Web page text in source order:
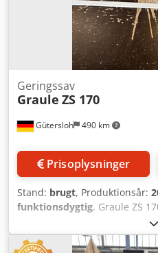
Gütersloh 490 km
Geringssav
Graule ZS 170
Prisoplysninger
Stand: brugt, Produktionsår:
funktionsdygtig, Graule ZS
Chodpfezm R U Nox Ahaja -
Rullebane -